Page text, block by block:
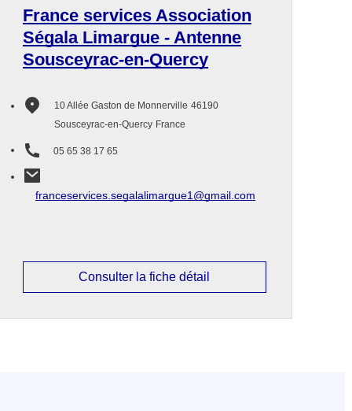
France services Association
Ségala Limargue - Antenne
Sousceyrac-en-Quercy
10 Allée Gaston de Monnerville 46190
Sousceyrac-en-Quercy France
05 65 38 17 65
franceservices.segalalimargue1@gmail.com
Consulter la fiche détail